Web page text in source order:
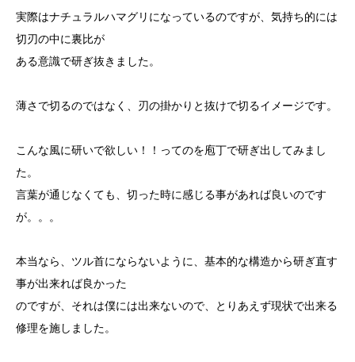
実際はナチュラルハマグリになっているのですが、気持ち的には
切刃の中に裏比が
ある意識で研ぎ抜きました。
薄さで切るのではなく、刃の掛かりと抜けで切るイメージです。
こんな風に研いで欲しい！！ってのを庖丁で研ぎ出してみまし
た。
言葉が通じなくても、切った時に感じる事があれば良いのです
が。。。
本当なら、ツル首にならないように、基本的な構造から研ぎ直す
事が出来れば良かった
のですが、それは僕には出来ないので、とりあえず現状で出来る
修理を施しました。